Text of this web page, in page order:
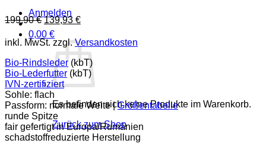
Anmelden
0,00 €
Es befinden sich keine Produkte im Warenkorb.
Zurück zum Shop
199,90€Ursprünglicher
Preis
war:
199,90 €
139,93 €Aktueller
ist:
139,93 €.
inkl. MwSt. zzgl.Versandkosten
Bio-Rindsleder(kbT)
Bio-Lederfutter (kbT)
IVN-zertifiziert
Sohle: flach
Passform: normale Weite |Größentabelle
runde Spitze
fair gefertigt in Europa/Rumänien
schadstoffreduzierte Herstellung